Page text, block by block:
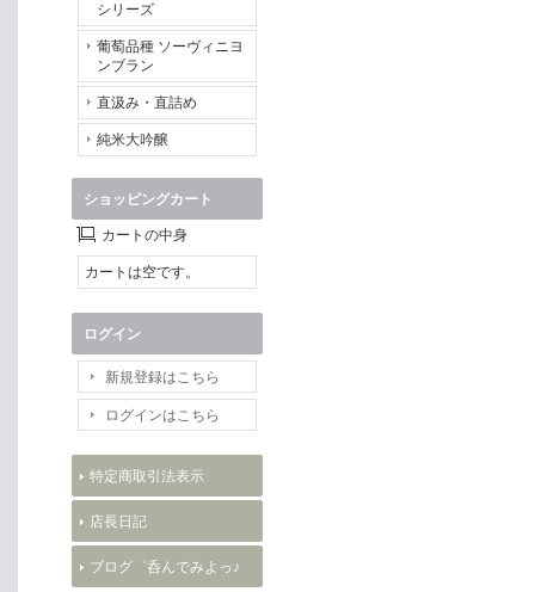
シリーズ
葡萄品種 ソーヴィニヨ
ンブラン
直汲み・直詰め
純米大吟醸
ショッピングカート
カートの中身
カートは空です。
ログイン
新規登録はこちら
ログインはこちら
特定商取引法表示
店長日記
ブログ゜呑んでみよっ♪